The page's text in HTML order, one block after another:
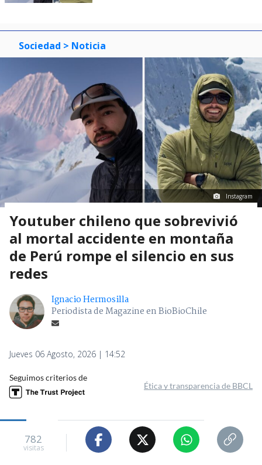
Sociedad > Noticia
Instagram
Youtuber chileno que sobrevivió
al mortal accidente en montaña
de Perú rompe el silencio en sus
redes
Ignacio Hermosilla
Periodista de Magazine en BioBioChile
Jueves 06 Agosto, 2026 | 14:52
Seguimos criterios de
Ética y transparencia de BBCL
782
visitas